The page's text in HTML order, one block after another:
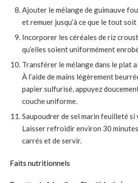
Ajouter le mélange de guimauve
et remuer jusqu’à ce que le tout
Incorporer les céréales de riz
qu’elles soient uniformément
Transférer le mélange dans le plat
À l’aide de mains légèrement
papier sulfurisé, appuyez
couche uniforme.
Saupoudrer de sel marin feuilleté si
Laisser refroidir environ 30
carrés et de servir.
Faits nutritionnels